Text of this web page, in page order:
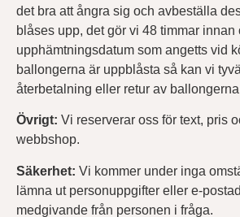
det bra att ångra sig och avbeställa
blåses upp, det gör vi 48 timmar innan
upphämtningsdatum som angetts vid
ballongerna är uppblåsta så kan vi
återbetalning eller retur av
Övrigt: Vi reserverar oss för text, pris
webbshop.
Säkerhet: Vi kommer under inga
lämna ut personuppgifter eller e-
medgivande från personen i fråga.